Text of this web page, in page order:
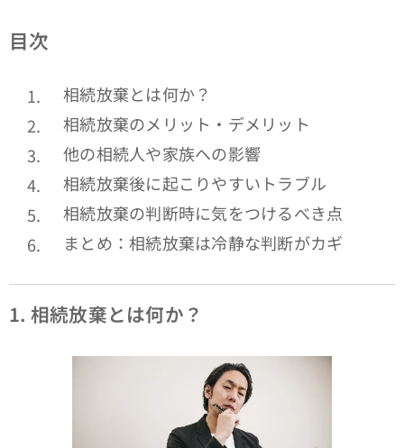
目次
相続放棄とは何か？
相続放棄のメリット・デメリット
他の相続人や家族への影響
相続放棄後に起こりやすいトラブル
相続放棄の判断時に気をつけるべき点
まとめ：相続放棄は冷静な判断がカギ
1. 相続放棄とは何か？